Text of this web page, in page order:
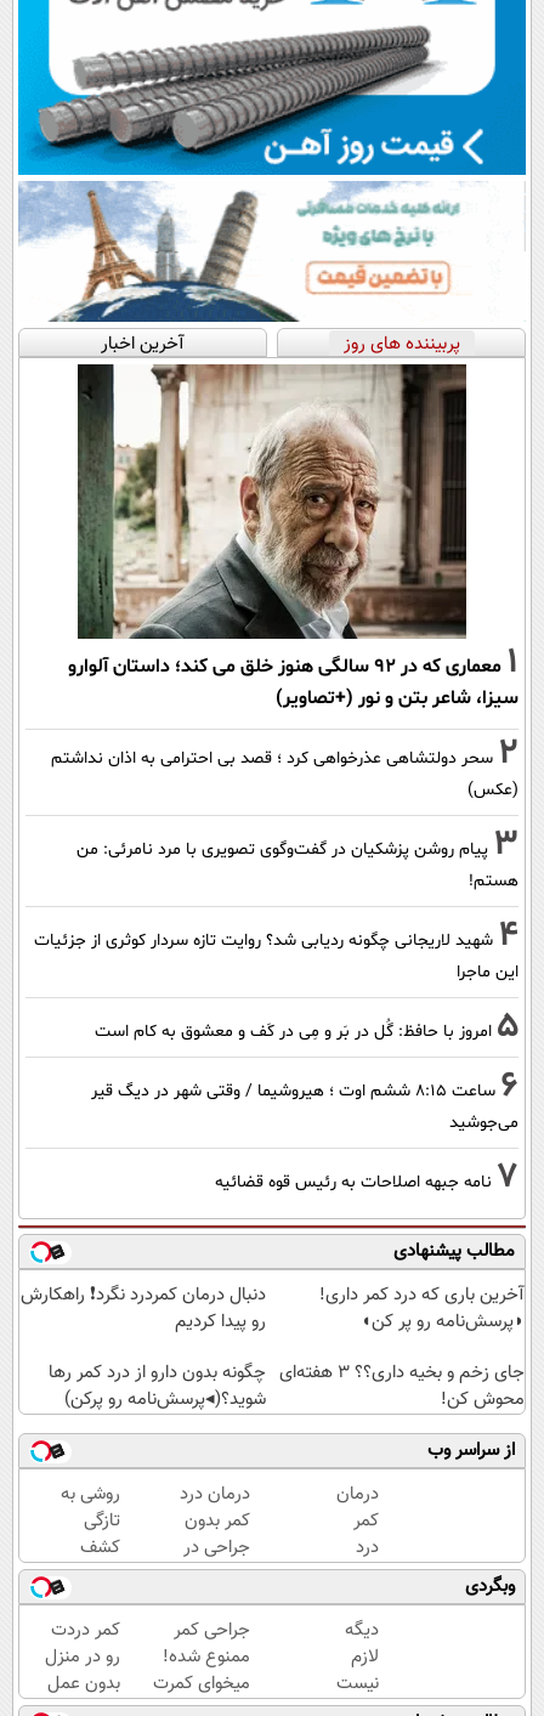
پربیننده های روز آخرین اخبار
1
معماری که در 92 سالگی هنوز خلق می کند؛ داستان آلوارو
سیزا، شاعر بتن و نور (+تصاویر)
2 سحر دولتشاهی عذرخواهی کرد ؛ قصد بی احترامی به اذان نداشتم
(عکس)
3 پیام روشن پزشکیان در گفت‌و‌گوی تصویری با مرد نامرئی: من
هستم!
4 شهید لاریجانی چگونه ردیابی شد؟ روایت تازه سردار کوثری از جزئیات
این ماجرا
5 امروز با حافظ: گُل در بَر و مِی در کَف و معشوق به کام است
6
ساعت ۸:۱۵ ششم اوت ؛ هیروشیما / وقتی شهر در دیگ قیر
می‌جوشید
7 نامه جبهه اصلاحات به رئیس قوه قضائیه
مطالب پیشنهادی
آخرین باری که درد کمر داری!
◗پرسش‌نامه رو پر کن◖
دنبال درمان کمردرد نگرد❗ راهکارش
رو پیدا کردیم
جای زخم و بخیه داری؟؟ 3 هفته‌ای
محوش کن!
چگونه بدون دارو از درد کمر رها
شوید؟(◂پرسش‌نامه رو پرکن)
از سراسر وب
درمان
کمر
درد
در
خانه
درمان درد
کمر بدون
جراحی در
خانه با
پلاتینر |
«پرسش‌نامه
رو پر کن»
روشی به
تازگی
کشف
شده که
میتونی
کمردردت
رو "در
منزل"
درمان
وبگردی
دیگه
لازم
نیست
جراحی کمر
ممنوع شده!
میخوای کمرت
کمر دردت
رو در منزل
بدون عمل